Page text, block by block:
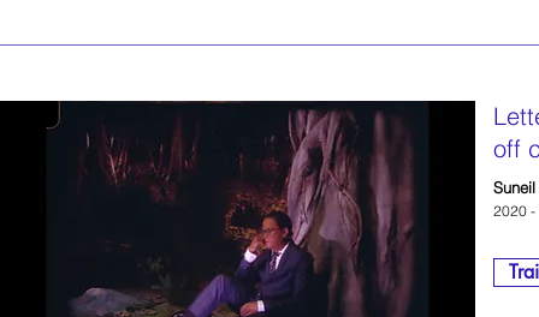
off
2020 -